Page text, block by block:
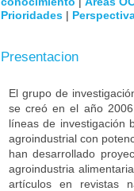
Prioridades |
Presentacion
El grupo de
se creó en el año
líneas de investigación
agroindustrial con
han desarrollado
agroindustria
artículos en revistas